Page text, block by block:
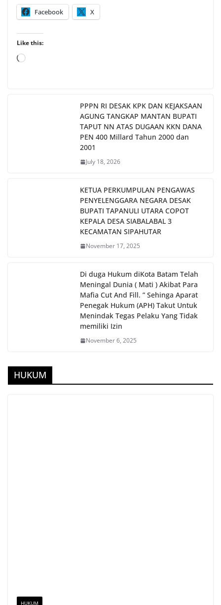
Facebook X
Like this:
Loading…
PPPN RI DESAK KPK DAN KEJAKSAAN
AGUNG TANGKAP MANTAN BUPATI
TAPUT NN ATAS DUGAAN KKN DANA
PEN 400 Millard Tahun 2000 dan
2001
July 18, 2026
KETUA PERKUMPULAN PENGAWAS
PENYELENGGARA NEGARA DESAK
BUPATI TAPANULI UTARA COPOT
KEPALA DESA SIABALABAL 3
KECAMATAN SIPAHUTAR
November 17, 2025
Di duga Hukum diKota Batam Telah
Meningal Dunia ( Mati ) Akibat Para
Mafia Cut And Fill. ” Sehinga Aparat
Penegak Hukum (APH) Takut Untuk
Menindak Tegas Pelaku Yang Tidak
memiliki Izin
November 6, 2025
HUKUM
HUKUM